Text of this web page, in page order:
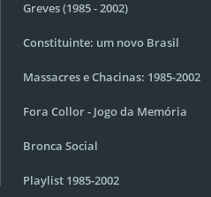
Greves (1985 - 2002)
Constituinte: um novo Brasil
Massacres e Chacinas: 1985-2002
Fora Collor - Jogo da Memória
Bronca Social
Playlist 1985-2002